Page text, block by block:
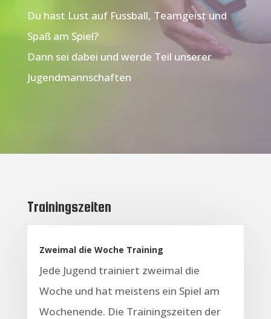
Du hast Lust auf Fussball, Teamgeist und
Spaß am Spiel?
Dann sei dabei und werde Teil unserer
Jugendmannschaften
Trainingszeiten
Zweimal die Woche Training
Jede Jugend trainiert zweimal die
Woche und hat meistens ein Spiel am
Wochenende. Die Trainingszeiten der